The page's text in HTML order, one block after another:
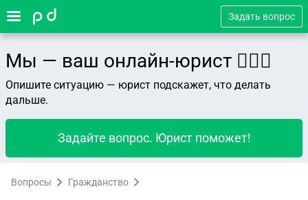
Задать вопрос
Мы — ваш онлайн-юрист 👨🏻‍⚖️
Опишите ситуацию — юрист подскажет, что делать
дальше.
Задайте вопрос. Юрист поможет!
Вопросы Гражданство